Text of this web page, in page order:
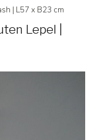
| L57 x B23 cm
Lepel |